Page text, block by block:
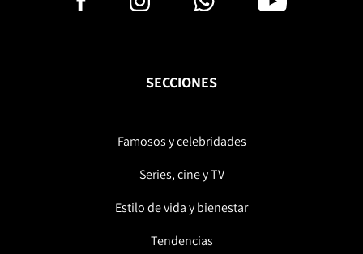
SECCIONES
Famosos y celebridades
Series, cine y TV
Estilo de vida y bienestar
Tendencias